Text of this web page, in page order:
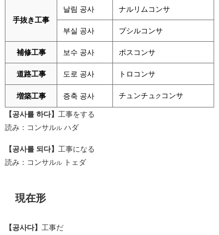
手抜き工事
날림 공사 ナルリムコンサ
부실 공사 プシルコンサ
補修工事 보수 공사 ポスコンサ
道路工事 도로 공사 トロコンサ
増築工事 증축 공사 チュンチュ ク コンサ
【공사를 하다】 工事をする
読み：コンサルル ハダ
【공사를 되다】 工事になる
読み：コンサルル トェダ
現在形
【공사다】 工事だ